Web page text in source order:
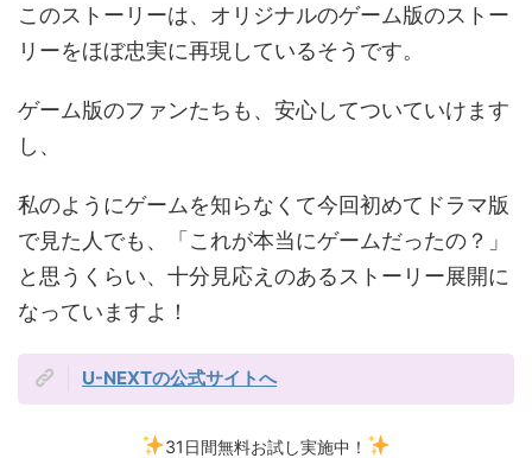
このストーリーは、オリジナルのゲーム版のストー
リーをほぼ忠実に再現しているそうです。
ゲーム版のファンたちも、安心してついていけます
し、
私のようにゲームを知らなくて今回初めてドラマ版
で見た人でも、「これが本当にゲームだったの？」
と思うくらい、十分見応えのあるストーリー展開に
なっていますよ！
U-NEXTの公式サイトへ
31日間無料お試し実施中！